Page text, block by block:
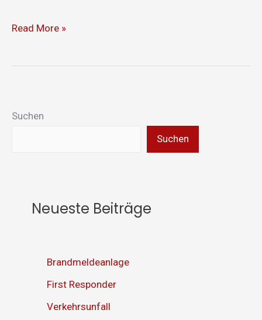
Read More »
Suchen
Suchen
Neueste Beiträge
Brandmeldeanlage
First Responder
Verkehrsunfall